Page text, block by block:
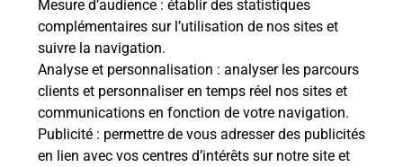
Mesure d’audience : établir des statistiques
complémentaires sur l’utilisation de nos sites et
suivre la navigation.
Analyse et personnalisation : analyser les parcours
clients et personnaliser en temps réel nos sites et
communications en fonction de votre navigation.
Publicité : permettre de vous adresser des publicités
en lien avec vos centres d’intérêts sur notre site et
code de la route ?
Comment s'inscrire au code de la
route ?
Combien de fautes pour le code de la
route ?